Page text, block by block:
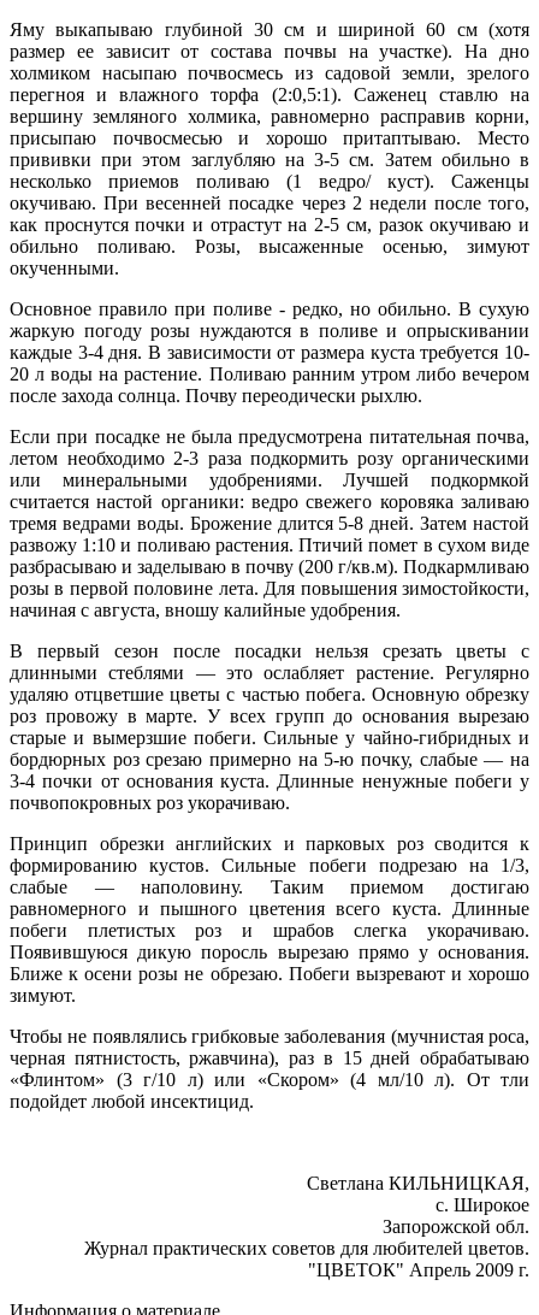
Яму выкапываю глубиной 30 см и шириной 60 см (хотя
размер ее зависит от состава почвы на участке). На дно
холмиком насыпаю почвосмесь из садовой земли, зрелого
перегноя и влажного торфа (2:0,5:1). Саженец ставлю на
вершину земляного холмика, равномерно расправив корни,
присыпаю почвосмесью и хорошо притаптываю. Место
прививки при этом заглубляю на 3-5 см. Затем обильно в
несколько приемов поливаю (1 ведро/ куст). Саженцы
окучиваю. При весенней посадке через 2 недели после того,
как проснутся почки и отрастут на 2-5 см, разок окучиваю и
обильно поливаю. Розы, высаженные осенью, зимуют
окученными.
Основное правило при поливе - редко, но обильно. В сухую
жаркую погоду розы нуждаются в поливе и опрыскивании
каждые 3-4 дня. В зависимости от размера куста требуется 10-
20 л воды на растение. Поливаю ранним утром либо вечером
после захода солнца. Почву переодически рыхлю.
Если при посадке не была предусмотрена питательная почва,
летом необходимо 2-3 раза подкормить розу органическими
или минеральными удобрениями. Лучшей подкормкой
считается настой органики: ведро свежего коровяка заливаю
тремя ведрами воды. Брожение длится 5-8 дней. Затем настой
развожу 1:10 и поливаю растения. Птичий помет в сухом виде
разбрасываю и заделываю в почву (200 г/кв.м). Подкармливаю
розы в первой половине лета. Для повышения зимостойкости,
начиная с августа, вношу калийные удобрения.
В первый сезон после посадки нельзя срезать цветы с
длинными стеблями — это ослабляет растение. Регулярно
удаляю отцветшие цветы с частью побега. Основную обрезку
роз провожу в марте. У всех групп до основания вырезаю
старые и вымерзшие побеги. Сильные у чайно-гибридных и
бордюрных роз срезаю примерно на 5-ю почку, слабые — на
3-4 почки от основания куста. Длинные ненужные побеги у
почвопокровных роз укорачиваю.
Принцип обрезки английских и парковых роз сводится к
формированию кустов. Сильные побеги подрезаю на 1/3,
слабые — наполовину. Таким приемом достигаю
равномерного и пышного цветения всего куста. Длинные
побеги плетистых роз и шрабов слегка укорачиваю.
Появившуюся дикую поросль вырезаю прямо у основания.
Ближе к осени розы не обрезаю. Побеги вызревают и хорошо
зимуют.
Чтобы не появлялись грибковые заболевания (мучнистая роса,
черная пятнистость, ржавчина), раз в 15 дней обрабатываю
«Флинтом» (3 г/10 л) или «Скором» (4 мл/10 л). От тли
подойдет любой инсектицид.
Светлана КИЛЬНИЦКАЯ,
с. Широкое
Запорожской обл.
Журнал практических советов для любителей цветов.
"ЦВЕТОК" Апрель 2009 г.
Информация о материале